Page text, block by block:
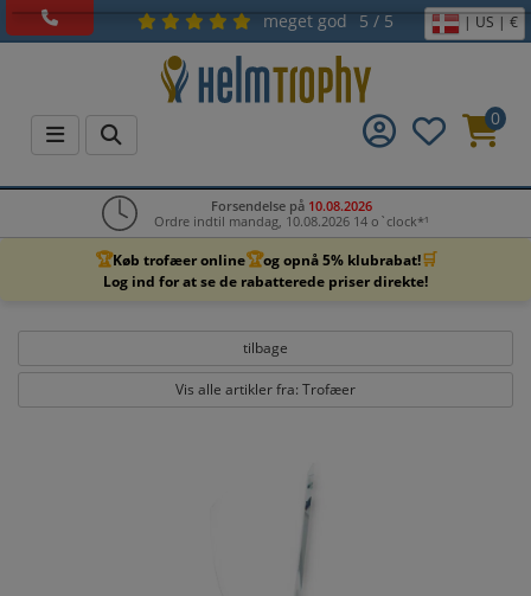
meget god 5 / 5 | US | €
0
Forsendelse på 10.08.2026
Ordre indtil mandag, 10.08.2026 14 o`clock*¹
🏆Køb trofæer online🏆og opnå 5% klubrabat!🛒
Log ind for at se de rabatterede priser direkte!
tilbage
Vis alle artikler fra: Trofæer